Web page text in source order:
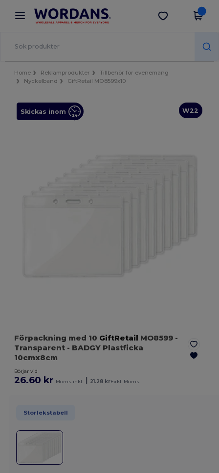
× Wordans-app
Bättre priser i appen!
Hämta app
Home Reklamprodukter
Tillbehör för evenemang
Nyckelband
GiftRetail MO8599x10
W22
Skickas inom
Förpackning med 10 GiftRetail MO8599 -
Transparent - BADGY Plastficka
10cmx8cm
Börjar vid
26.60 kr Moms inkl. 21.28 krExkl. Moms
Storlekstabell